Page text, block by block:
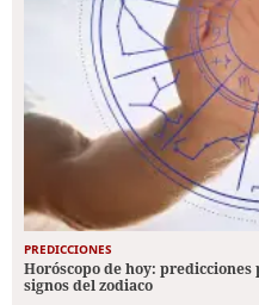
PREDICCIONES
Horóscopo de hoy:
signos del zodiaco